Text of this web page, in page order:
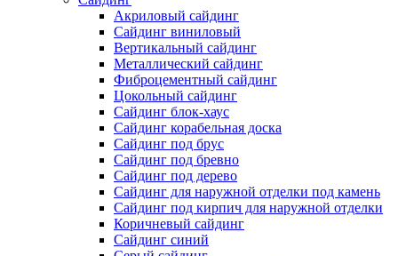
Акриловый сайдинг
Сайдинг виниловый
Вертикальный сайдинг
Металлический сайдинг
Фиброцементный сайдинг
Цокольный сайдинг
Сайдинг блок-хаус
Сайдинг корабельная доска
Сайдинг под брус
Сайдинг под бревно
Сайдинг под дерево
Сайдинг для наружной отделки под камень
Сайдинг под кирпич для наружной отделки
Коричневый сайдинг
Сайдинг синий